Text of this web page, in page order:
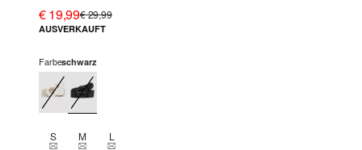
€ 19,99€ 29,99
AUSVERKAUFT
Farbeschwarz
STHIS SIZE IS CURRENTLY OUT OF STOCK
MTHIS SIZE IS CURRENTLY OUT OF STOCK
LTHIS SIZE IS CURRENTLY OUT OF STOCK